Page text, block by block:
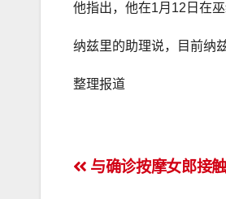
他指出，他在1月12日在
纳兹里的助理说，目前纳
整理报道
文与确诊按摩女郎接